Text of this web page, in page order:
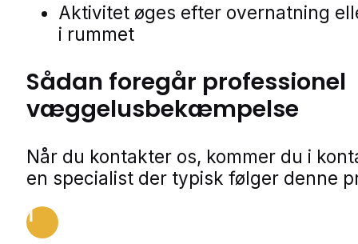
Aktivitet øges efter overnatning
i rummet
Sådan foregår professionel
væggelusbekæmpelse
Når du kontakter os, kommer du i
en specialist der typisk følger denne
1